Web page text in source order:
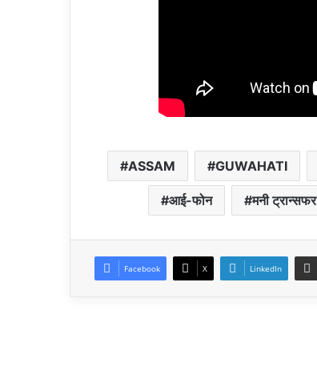
ASSAM GUWAHATI
आई-फोन मनी ट्रान्सफर
Facebook X LinkedIn